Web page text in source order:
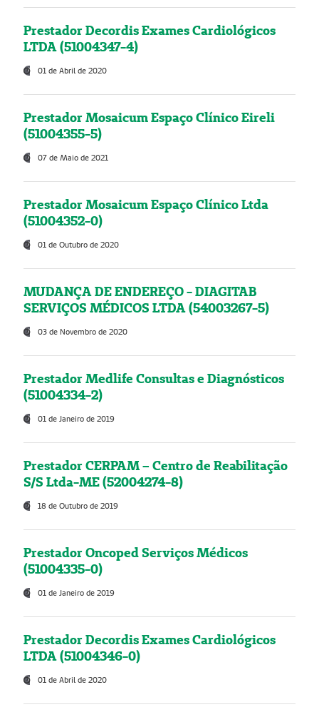
Prestador Decordis Exames Cardiológicos
LTDA (51004347-4)
01 de Abril de 2020
Prestador Mosaicum Espaço Clínico Eireli
(51004355-5)
07 de Maio de 2021
Prestador Mosaicum Espaço Clínico Ltda
(51004352-0)
01 de Outubro de 2020
MUDANÇA DE ENDEREÇO - DIAGITAB
SERVIÇOS MÉDICOS LTDA (54003267-5)
03 de Novembro de 2020
Prestador Medlife Consultas e Diagnósticos
(51004334-2)
01 de Janeiro de 2019
Prestador CERPAM – Centro de Reabilitação
S/S Ltda-ME (52004274-8)
18 de Outubro de 2019
Prestador Oncoped Serviços Médicos
(51004335-0)
01 de Janeiro de 2019
Prestador Decordis Exames Cardiológicos
LTDA (51004346-0)
01 de Abril de 2020